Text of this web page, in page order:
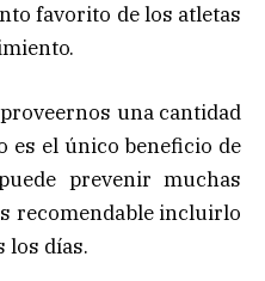
favorito de los atletas
una cantidad
es el único beneficio de
prevenir muchas
recomendable incluirlo
los días.